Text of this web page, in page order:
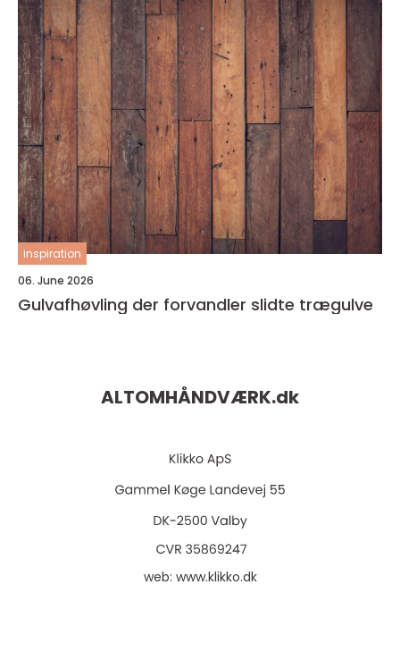
inspiration
06. June 2026
Gulvafhøvling der forvandler slidte trægulve
ALTOMHÅNDVÆRK.dk
web: www.klikko.dk